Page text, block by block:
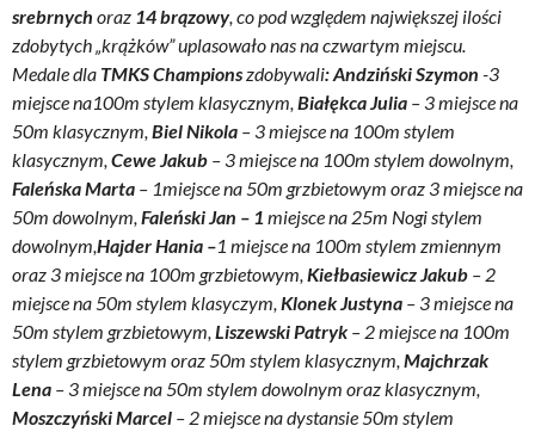
srebrnych oraz 14 brązowy, co pod względem największej ilości
zdobytych „krążków” uplasowało nas na czwartym miejscu.
Medale dla TMKS Champions zdobywali:Andziński Szymon -3
miejsce na100m stylem klasycznym, Białękca Julia – 3 miejsce na
50m klasycznym, Biel Nikola – 3 miejsce na 100m stylem
klasycznym, Cewe Jakub – 3 miejsce na 100m stylem dowolnym,
Faleńska Marta – 1miejsce na 50m grzbietowym oraz 3 miejsce na
50m dowolnym, Faleński Jan – 1 miejsce na 25m Nogi stylem
dowolnym, Hajder Hania –1 miejsce na 100m stylem zmiennym
oraz 3 miejsce na 100m grzbietowym, Kiełbasiewicz Jakub – 2
miejsce na 50m stylem klasyczym, Klonek Justyna – 3 miejsce na
50m stylem grzbietowym, Liszewski Patryk – 2 miejsce na 100m
stylem grzbietowym oraz 50m stylem klasycznym, Majchrzak
Lena – 3 miejsce na 50m stylem dowolnym oraz klasycznym,
Moszczyński Marcel – 2 miejsce na dystansie 50m stylem